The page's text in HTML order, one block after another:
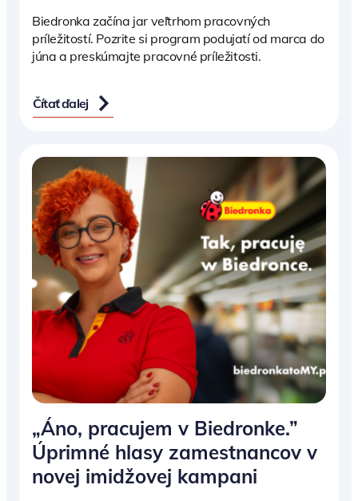
Biedronka začína jar veľtrhom pracovných
príležitostí. Pozrite si program podujatí od marca do
júna a preskúmajte pracovné príležitosti.
Čítať ďalej
„Áno, pracujem v Biedronke.”
Úprimné hlasy zamestnancov v
novej imidžovej kampani